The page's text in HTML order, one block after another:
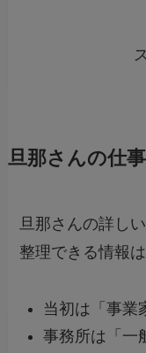
旦那さんの仕
旦那さんの詳し
整理できる情報は
当初は「事業
事務所は「一